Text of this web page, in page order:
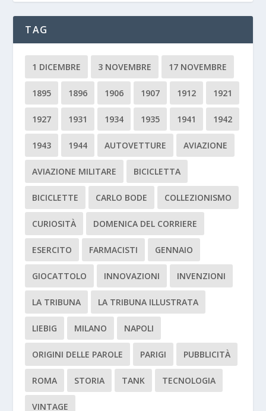
TAG
1 DICEMBRE 3 NOVEMBRE 17 NOVEMBRE
1895 1896 1906 1907 1912 1921
1927 1931 1934 1935 1941 1942
1943 1944 AUTOVETTURE AVIAZIONE
AVIAZIONE MILITARE BICICLETTA
BICICLETTE CARLO BODE COLLEZIONISMO
CURIOSITÀ DOMENICA DEL CORRIERE
ESERCITO FARMACISTI GENNAIO
GIOCATTOLO INNOVAZIONI INVENZIONI
LA TRIBUNA LA TRIBUNA ILLUSTRATA
LIEBIG MILANO NAPOLI
ORIGINI DELLE PAROLE PARIGI PUBBLICITÀ
ROMA STORIA TANK TECNOLOGIA
VINTAGE